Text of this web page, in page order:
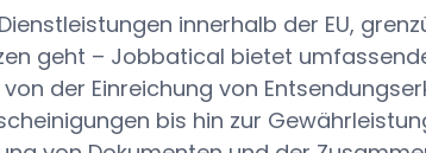
innerhalb der EU,
geht – Jobbatical bietet
der Einreichung von
bis hin zur